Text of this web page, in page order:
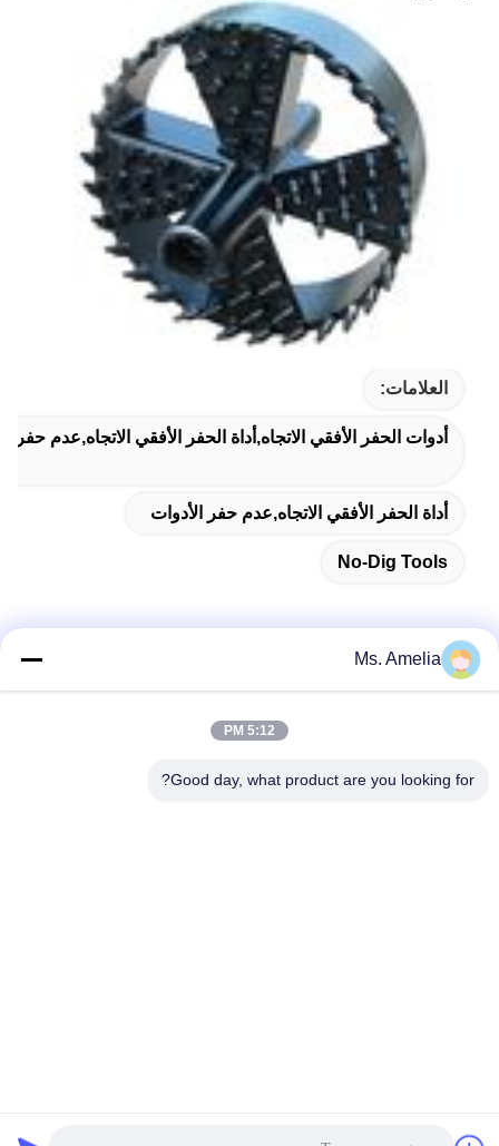
العلامات:
أدوات الحفر الأفقي الاتجاه,أداة الحفر الأفقي الاتجاه,عدم حفر
أداة الحفر الأفقي الاتجاه,عدم حفر الأدوات
No-Dig Tools
لا، لا، لا122شارع شيزانغ، مدينة ووشي، مقاطعة جيانغسو،
Ms. Amelia
5:12 PM
Good day, what product are you looking for?